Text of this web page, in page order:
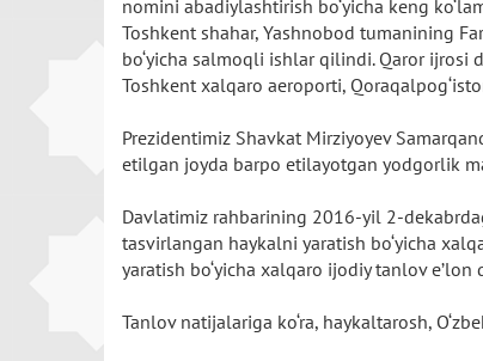
nomini abadiylashtirish bo‘yicha keng
Toshkent shahar, Yashnobod tumanining
bo‘yicha salmoqli ishlar qilindi. Qaror ijrosi
Toshkent xalqaro aeroporti,
Prezidentimiz Shavkat Mirziyoyev
etilgan joyda barpo etilayotgan yodgorlik
Davlatimiz rahbarining 2016-yil 2-
tasvirlangan haykalni yaratish bo‘yicha
yaratish bo‘yicha xalqaro ijodiy tanlov e’lon
Tanlov natijalariga ko‘ra, haykaltarosh,